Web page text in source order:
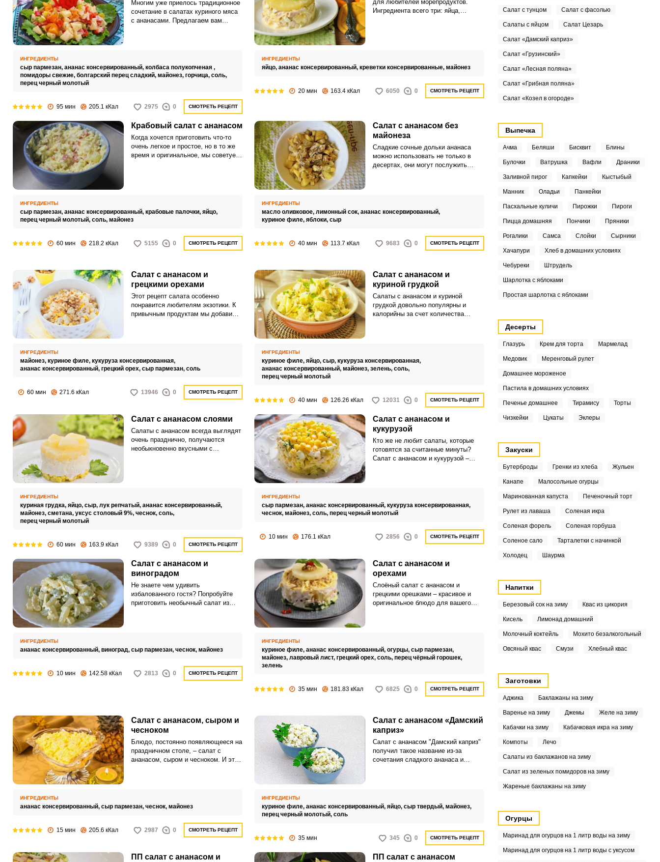
Многим уже приелось традиционное
сочетание в салатах куриного мяса
с ананасами. Предлагаем вам
ИНГРЕДИЕНТЫ
сыр пармезан, ананас консервированный, колбаса полукопченая ,
помидоры свежие, болгарский перец сладкий, майонез, горчица, соль,
перец черный молотый
95 мин 205.1 кКал 2975 0 СМОТРЕТЬ РЕЦЕПТ
для любителей морепродуктов.
Ингредиента всего три: яйца,
ИНГРЕДИЕНТЫ
яйцо, ананас консервированный, креветки консервированные, майонез
20 мин 163.4 кКал 6050 0 СМОТРЕТЬ РЕЦЕПТ
Крабовый салат с ананасом
Когда хочется приготовить что-то
очень легкое и простое, но в то же
время и оригинальное, мы советуем
рыбным блюдам.
ИНГРЕДИЕНТЫ
сыр пармезан, ананас консервированный, крабовые палочки, яйцо,
перец черный молотый, соль, майонез
60 мин 218.2 кКал 5155 0 СМОТРЕТЬ РЕЦЕПТ
Салат с ананасом без
майонеза
Сладкие сочные дольки ананаса
можно использовать не только в
десертах, они могут послужить
ИНГРЕДИЕНТЫ
масло оливковое, лимонный сок, ананас консервированный,
куриное филе, яблоки, сыр
40 мин 113.7 кКал 9683 0 СМОТРЕТЬ РЕЦЕПТ
Салат с ананасом и
грецкими орехами
Этот рецепт салата особенно
понравится любителям экзотики. К
привычным продуктам мы добавим
ИНГРЕДИЕНТЫ
майонез, куриное филе, кукуруза консервированная,
ананас консервированный, грецкий орех, сыр пармезан, соль
60 мин 271.6 кКал 13946 0 СМОТРЕТЬ РЕЦЕПТ
Салат с ананасом и
куриной грудкой
Салаты с ананасом и куриной
грудкой довольно популярны и
калорийны за счет количества
йогурта или сметаны.
ИНГРЕДИЕНТЫ
куриное филе, яйцо, сыр, кукуруза консервированная,
ананас консервированный, майонез, зелень, соль,
перец черный молотый
40 мин 126.26 кКал 12031 0 СМОТРЕТЬ РЕЦЕПТ
Салат с ананасом слоями
Салаты с ананасом всегда выглядят
очень празднично, получаются
необыкновенно вкусными с
ИНГРЕДИЕНТЫ
куриная грудка, яйцо, сыр, лук репчатый, ананас консервированный,
майонез, сметана, уксус столовый 9%, чеснок, соль,
перец черный молотый
60 мин 163.9 кКал 9389 0 СМОТРЕТЬ РЕЦЕПТ
Салат с ананасом и
кукурузой
Кто же не любит салаты, которые
готовятся за считанные минуты?
Салат с ананасом и кукурузой –
ИНГРЕДИЕНТЫ
сыр пармезан, ананас консервированный, кукуруза консервированная,
чеснок, майонез, соль, перец черный молотый
10 мин 176.1 кКал 2856 0 СМОТРЕТЬ РЕЦЕПТ
Салат с ананасом и
виноградом
Не знаете чем удивить
избалованного гостя? Попробуйте
приготовить необычный салат из
оригинальной.
ИНГРЕДИЕНТЫ
ананас консервированный, виноград, сыр пармезан, чеснок, майонез
10 мин 142.58 кКал 2813 0 СМОТРЕТЬ РЕЦЕПТ
Салат с ананасом и
орехами
Слоёный салат с ананасом и
грецкими орешками – красивое и
оригинальное блюдо для вашего
ИНГРЕДИЕНТЫ
куриное филе, ананас консервированный, огурцы, сыр пармезан,
майонез, лавровый лист, грецкий орех, соль, перец чёрный горошек,
зелень
35 мин 181.83 кКал 6825 0 СМОТРЕТЬ РЕЦЕПТ
Салат с ананасом, сыром и
чесноком
Блюдо, постоянно появляющееся на
праздничном столе, – салат с
ананасом, сыром и чесноком. И это
ИНГРЕДИЕНТЫ
ананас консервированный, сыр пармезан, чеснок, майонез
15 мин 205.6 кКал 2987 0 СМОТРЕТЬ РЕЦЕПТ
Салат с ананасом «Дамский
каприз»
Салат с ананасом "Дамский каприз"
получил такое название из-за
сочетания сладкого ананаса и
времени, так как ананас придает ему
витаминами и питательными
веществами, что делает его
ингредиентам:Для того чтобы
ИНГРЕДИЕНТЫ
куриное филе, ананас консервированный, яйцо, сыр твердый, майонез,
перец черный молотый, соль
35 мин 345 0 СМОТРЕТЬ РЕЦЕПТ
ПП салат с ананасом и
ПП салат с ананасом
Салат с тунцом Салат с фасолью
Салаты с яйцом Салат Цезарь
Салат «Дамский каприз»
Салат «Грузинский»
Салат «Лесная поляна»
Салат «Грибная поляна»
Салат «Козел в огороде»
Выпечка
Ачма Беляши Бисквит Блины
Булочки Ватрушка Вафли Драники
Заливной пирог Капкейки Кыстыбый
Манник Оладьи Панкейки
Пасхальные куличи Пирожки Пироги
Пицца домашняя Пончики Пряники
Рогалики Самса Слойки Сырники
Хачапури Хлеб в домашних условиях
Чебуреки Штрудель
Шарлотка с яблоками
Простая шарлотка с яблоками
Десерты
Глазурь Крем для торта Мармелад
Медовик Меренговый рулет
Домашнее мороженое
Пастила в домашних условиях
Печенье домашнее Тирамису Торты
Чизкейки Цукаты Эклеры
Закуски
Бутерброды Гренки из хлеба Жульен
Канапе Малосольные огурцы
Маринованная капуста Печеночный торт
Рулет из лаваша Соленая икра
Соленая форель Соленая горбуша
Соленое сало Тарталетки с начинкой
Холодец Шаурма
Напитки
Березовый сок на зиму Квас из цикория
Кисель Лимонад домашний
Молочный коктейль Мохито безалкогольный
Овсяный квас Смузи Хлебный квас
Заготовки
Аджика Баклажаны на зиму
Варенье на зиму Джемы Желе на зиму
Кабачки на зиму Кабачковая икра на зиму
Компоты Лечо
Салаты из баклажанов на зиму
Салат из зеленых помидоров на зиму
Жареные баклажаны на зиму
Огурцы
Маринад для огурцов на 1 литр воды на зиму
Маринад для огурцов на 1 литр воды с уксусом
ВХОД НА САЙТ РЕГИСТРАЦИЯ
с помощью социальных сетей:
Запомнить меня
ЕЩЕ НЕ ЗАРЕГИСТРИРОВАННЫ?